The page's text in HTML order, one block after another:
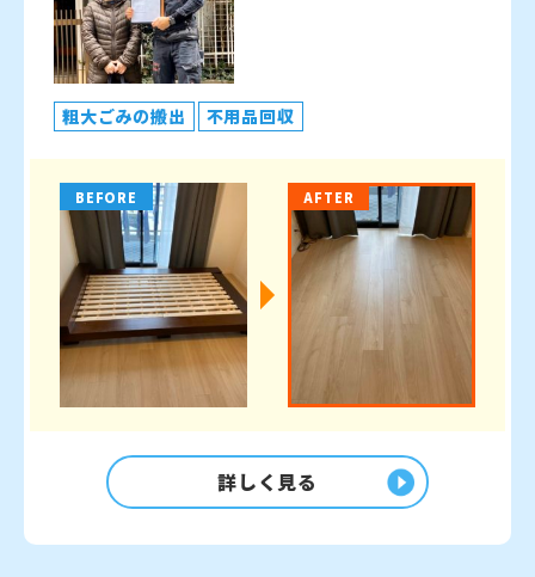
粗大ごみの搬出 不用品回収
BEFORE AFTER
詳しく見る